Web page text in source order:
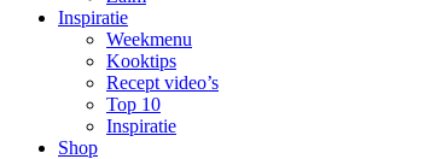
Inspiratie
Weekmenu
Kooktips
Recept video’s
Top 10
Inspiratie
Shop